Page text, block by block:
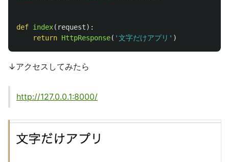
def index( request):
return HttpResponse( '文字だけアプリ ' )
↓アクセスしてみたら
http://127.0.0.1:8000/